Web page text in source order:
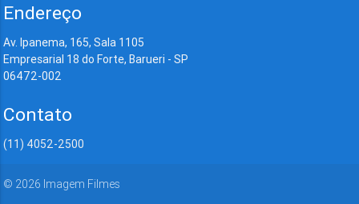
Endereço
Av. Ipanema, 165, Sala 1105
Empresarial 18 do Forte, Barueri - SP
06472-002
Contato
(11) 4052-2500
© 2026 Imagem Filmes